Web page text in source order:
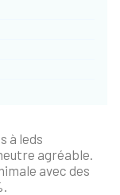
à leds
agréable.
avec des